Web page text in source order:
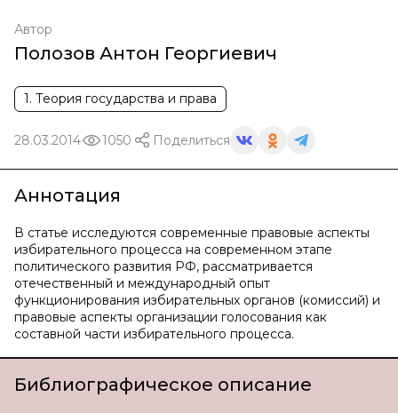
Автор
Полозов Антон Георгиевич
1. Теория государства и права
28.03.2014 1050 Поделиться
Аннотация
В статье исследуются современные правовые аспекты
избирательного процесса на современном этапе
политического развития РФ, рассматривается
отечественный и международный опыт
функционирования избирательных органов (комиссий) и
правовые аспекты организации голосования как
составной части избирательного процесса.
Библиографическое описание